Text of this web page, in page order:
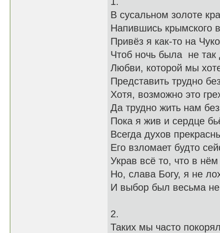
В сусальном золоте
Напившись крымского
Привёз я как-то на
Чтоб ночь была не так
Любви, которой мы
Представить трудно
Хотя, возможно это
Да трудно жить нам
Пока я жив и сердце
Всегда духов
Его взломает будто
Украв всё то, что в
Но, слава Богу, я не
И выбор был весьма
2.
Таких мы часто